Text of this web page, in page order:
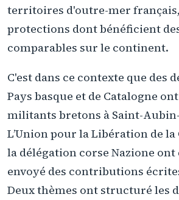
territoires d'outre-mer
protections dont bénéficient
comparables sur le continent.
C'est dans ce contexte que des
Pays basque et de Catalogne
militants bretons à Saint-
L’Union pour la Libération de la
la délégation corse Nazione
envoyé des contributions
Deux thèmes ont structuré les